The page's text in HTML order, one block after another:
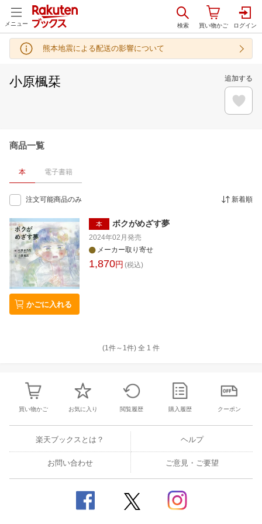
メニュー
熊本地震による配送の影響について
小原楓栞 追加する
商品一覧
本 電子書籍
注文可能商品のみ 新着順
かごに入れる
本 ボクがめざす夢
2024年02月 発売
メーカー取り寄せ
1,870円 (税込)
(1件～ 1件) 全 1 件
買い物かご お気に入り 閲覧履歴 購入履歴 クーポン
楽天ブックスとは？ ヘルプ
お問い合わせ ご意見・ご要望